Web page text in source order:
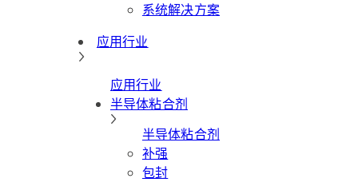
系统解决方案
应用行业
应用行业
半导体粘合剂
半导体粘合剂
补强
包封